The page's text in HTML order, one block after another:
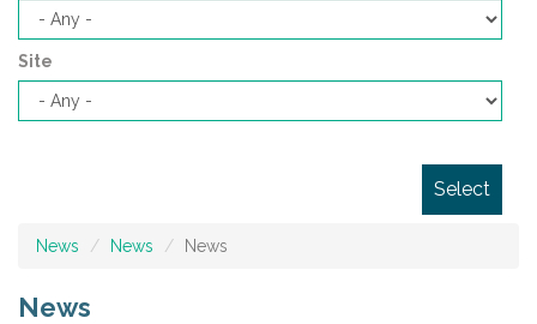
Site
Select
News News News
News